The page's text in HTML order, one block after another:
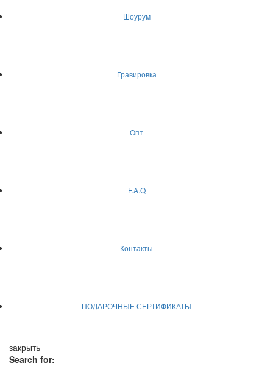
Шоурум
Гравировка
Опт
F.A.Q
Контакты
ПОДАРОЧНЫЕ СЕРТИФИКАТЫ
закрыть
Search for: